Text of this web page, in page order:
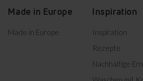
Made in Europe
Made in Europe
Inspiration
Inspiration
Rezepte
Nachhaltige